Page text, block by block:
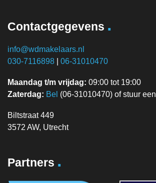
Contactgegevens .
info@wdmakelaars.nl
030-7116898
06-31010470
Maandag t/m vrijdag: 09:00 tot 19:00
Zaterdag: Bel (06-31010470) of stuur een
Biltstraat 449
3572 AW, Utrecht
Partners .